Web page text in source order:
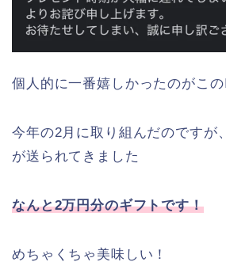
個人的に一番嬉しかったのがこ
今年の2月に取り組んだのですが
が送られてきました
なんと2万円分のギフトです！
めちゃくちゃ美味しい！